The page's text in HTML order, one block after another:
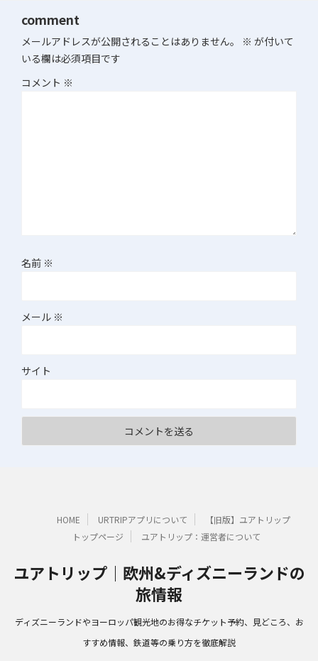
comment
メールアドレスが公開されることはありません。 ※ が付いて
いる欄は必須項目です
コメント ※
名前 ※
メール ※
サイト
HOME URTRIPアプリについて
【旧版】ユアトリップ
トップページ
ユアトリップ：運営者について
ユアトリップ｜欧州&ディズニーランドの
旅情報
ディズニーランドやヨーロッパ観光地のお得なチケット予約、見どころ、お
すすめ情報、鉄道等の乗り方を徹底解説